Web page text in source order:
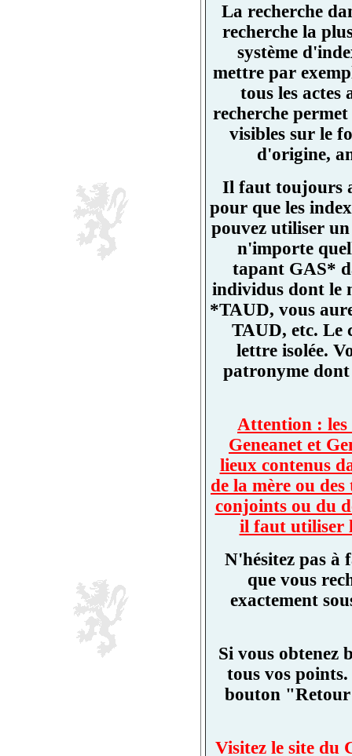
La recherche
recherche la
système
mettre par
tous les
recherche
visibles sur le
d'origine,
Il faut toujours
pour que les
pouvez utiliser
n'importe
tapant GAS*
individus dont le
*TAUD, vous
TAUD, etc. Le
lettre isolée.
patronyme dont
Attention : les
Geneanet et
lieux contenus
de la mère ou
conjoints ou du
il faut utiliser
N'hésitez pas à
que vous
exactement
Si vous obtenez
tous vos
bouton
Visitez le site du